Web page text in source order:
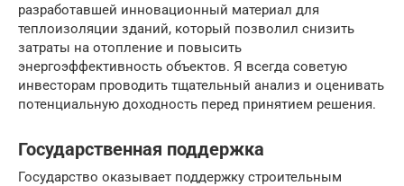
разработавшей инновационный материал для
теплоизоляции зданий, который позволил снизить
затраты на отопление и повысить
энергоэффективность объектов. Я всегда советую
инвесторам проводить тщательный анализ и оценивать
потенциальную доходность перед принятием решения.
Государственная поддержка
Государство оказывает поддержку строительным